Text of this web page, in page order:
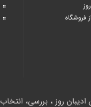
فروشگاه
ادیبان روز ، بررسی،